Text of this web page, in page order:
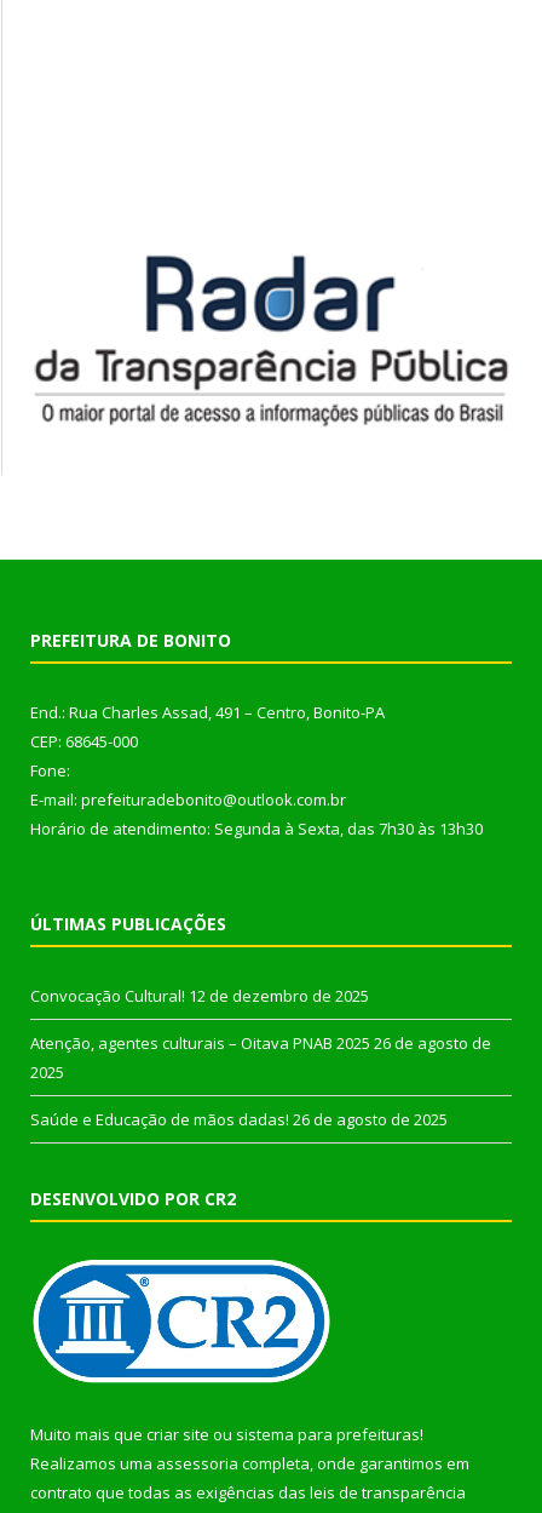
PREFEITURA DE BONITO
End.: Rua Charles Assad, 491 – Centro, Bonito-PA
CEP: 68645-000
Fone:
E-mail: prefeituradebonito@outlook.com.br
Horário de atendimento: Segunda à Sexta, das 7h30 às 13h30
ÚLTIMAS PUBLICAÇÕES
Convocação Cultural! 12 de dezembro de 2025
Atenção, agentes culturais – Oitava PNAB 2025 26 de agosto de
2025
Saúde e Educação de mãos dadas! 26 de agosto de 2025
DESENVOLVIDO POR CR2
Muito mais que criar site ou sistema para prefeituras!
Realizamos uma assessoria completa, onde garantimos em
contrato que todas as exigências das leis de transparência